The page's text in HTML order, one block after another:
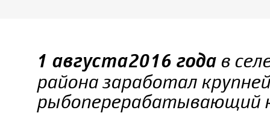
1 августа 2016 годав
района заработал
рыбоперерабатывающий